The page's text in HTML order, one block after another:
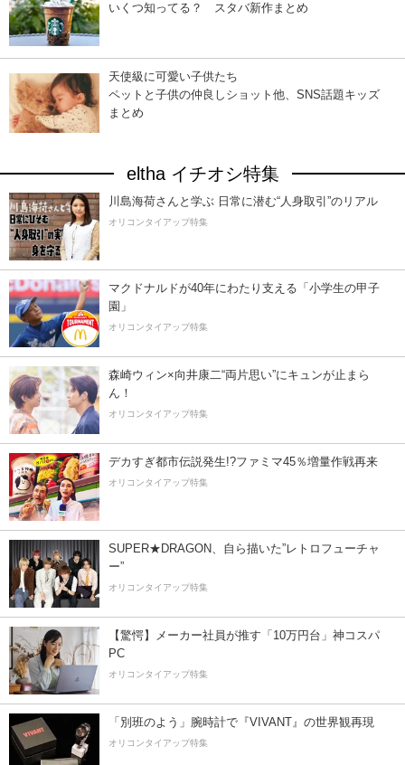
いくつ知ってる？ スタバ新作まとめ
天使級に可愛い子供たち
ペットと子供の仲良しショット他、SNS話題キッズ
まとめ
eltha イチオシ特集
川島海荷さんと学ぶ 日常に潜む“人身取引”のリアル
オリコンタイアップ特集
マクドナルドが40年にわたり支える「小学生の甲子
園」
オリコンタイアップ特集
森崎ウィン×向井康二“両片思い”にキュンが止まら
ん！
オリコンタイアップ特集
デカすぎ都市伝説発生!?ファミマ45％増量作戦再来
オリコンタイアップ特集
SUPER★DRAGON、自ら描いた”レトロフューチャ
ー”
オリコンタイアップ特集
【驚愕】メーカー社員が推す「10万円台」神コスパ
PC
オリコンタイアップ特集
「別班のよう」腕時計で『VIVANT』の世界観再現
オリコンタイアップ特集